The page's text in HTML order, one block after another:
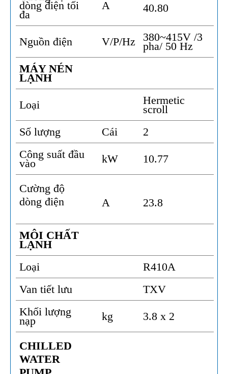
dòng điện tối
đa
A 40.80
Nguồn điện V/P/Hz 380~415V /3
pha/ 50 Hz
MÁY NÉN
LẠNH
Loại Hermetic
scroll
Số lượng
Cái
2
Công suất đầu
vào kW 10.77
Cường độ
dòng điện
A 23.8
MÔI CHẤT
LẠNH
Loại
R410A
Van tiết lưu
TXV
Khối lượng
nạp kg 3.8 x 2
CHILLED
WATER